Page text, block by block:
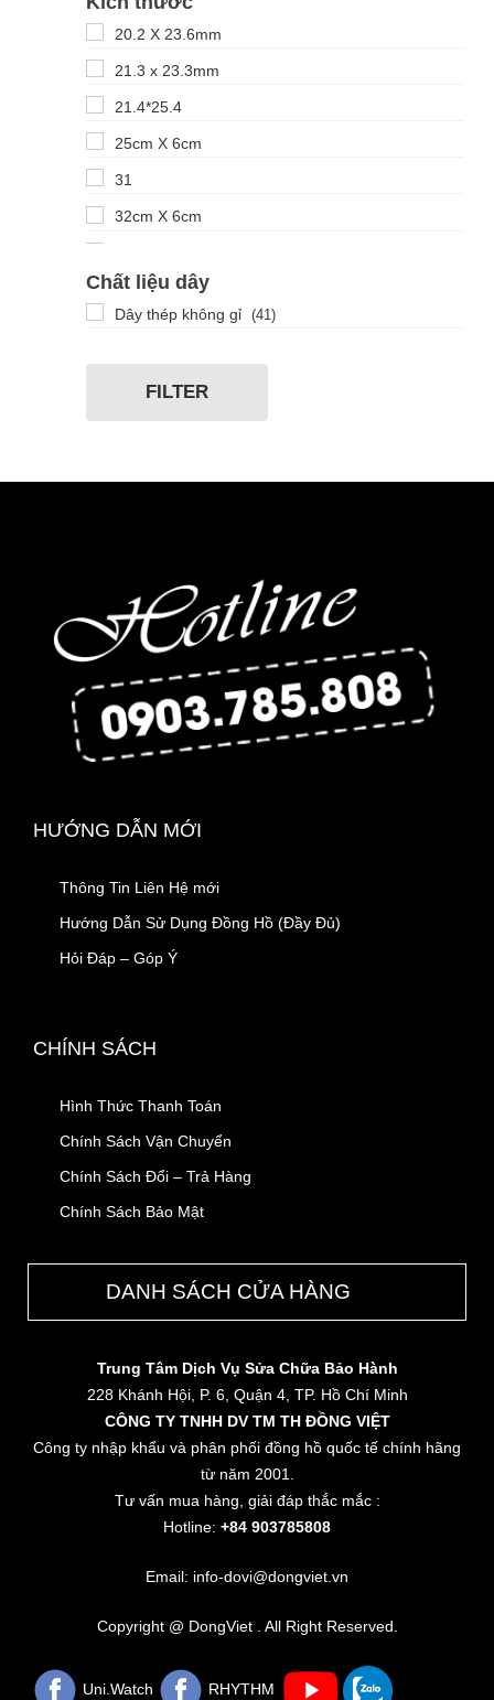
20.2 X 23.6mm
21.3 x 23.3mm
21.4*25.4
25cm X 6cm
31
32cm X 6cm
40
40mm X 6mm
42
Chất liệu dây
Dây thép không gỉ (41)
FILTER
HƯỚNG DẪN MỚI
Thông Tin Liên Hệ mới
Hướng Dẫn Sử Dụng Đồng Hồ (Đầy Đủ)
Hỏi Đáp – Góp Ý
CHÍNH SÁCH
Hình Thức Thanh Toán
Chính Sách Vận Chuyển
Chính Sách Đổi – Trả Hàng
Chính Sách Bảo Mật
DANH SÁCH CỬA HÀNG
Trung Tâm Dịch Vụ Sửa Chữa Bảo Hành
228 Khánh Hội, P. 6, Quận 4, TP. Hồ Chí Minh
CÔNG TY TNHH DV TM TH ĐỒNG VIỆT
Công ty nhập khẩu và phân phối đồng hồ quốc tế chính hãng
từ năm 2001.
Tư vấn mua hàng, giải đáp thắc mắc :
Hotline: +84 903785808
Email: info-dovi@dongviet.vn
Copyright @ DongViet . All Right Reserved.
Uni.Watch RHYTHM